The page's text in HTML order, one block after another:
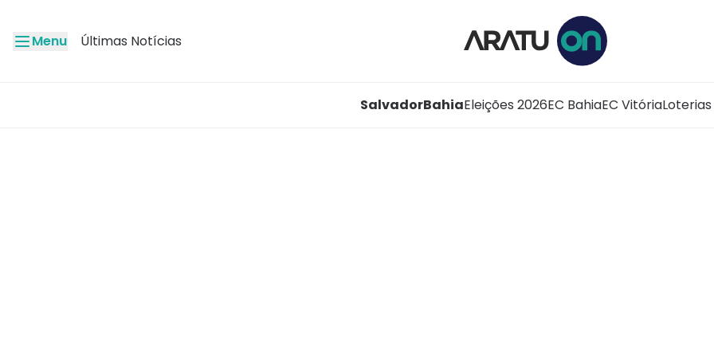
Menu Últimas Notícias
SalvadorBahiaEleições 2026EC BahiaEC VitóriaLoterias